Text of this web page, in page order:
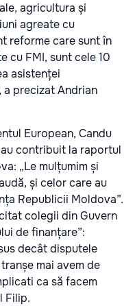
agricultura și
agreate cu
reforme care sunt în
cu FMI, sunt cele 10
asistenței
a precizat Andrian
European, Candu
contribuit la raportul
„Le mulțumim și
și celor care au
Republicii Moldova”.
colegii din Guvern
de finanțare”:
decât disputele
mai avem de
ca să facem
Filip.